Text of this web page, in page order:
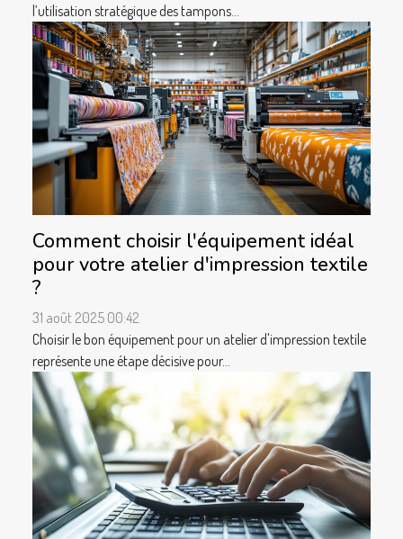
l’utilisation stratégique des tampons...
Comment choisir l'équipement idéal
pour votre atelier d'impression textile
?
31 août 2025 00:42
Choisir le bon équipement pour un atelier d'impression textile
représente une étape décisive pour...